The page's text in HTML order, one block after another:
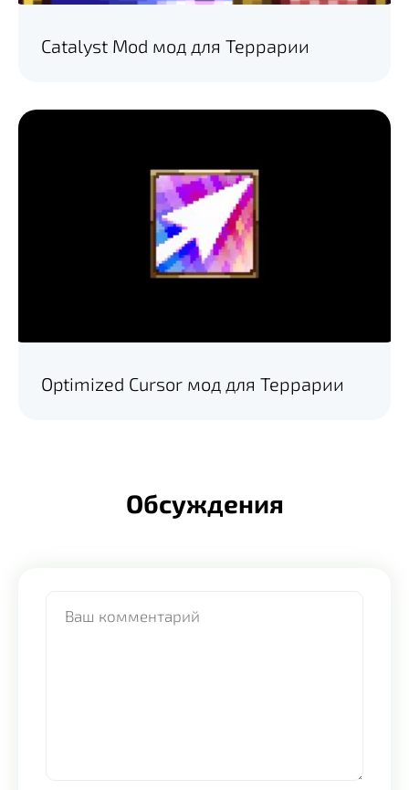
Catalyst Mod мод для Террарии
Optimized Cursor мод для Террарии
Обсуждения